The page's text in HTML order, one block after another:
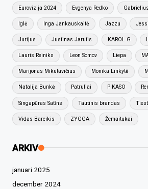
Eurovizija 2024 Evgenya Redko
Iglė Inga Jankauskaitė Jazzu
Jurijus Justinas Jarutis KAROL G
Lauris Reiniks Leon Somov Liepa
Marijonas Mikutavičius Monika Linkytė
Natalija Bunkė Patruliai PIKASO
Singapūras Satīns Tautinis brandas
Vidas Bareikis ZYGGA Žemaitukai
ARKIV
januari 2025
december 2024